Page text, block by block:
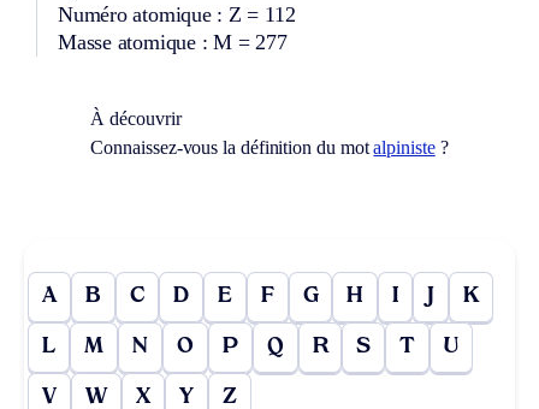
Numéro atomique : Z = 112
Masse atomique : M = 277
À découvrir
Connaissez-vous la définition du motalpiniste?
A B C D E F G H I J K
L M N O P Q R S T U
V W X Y Z